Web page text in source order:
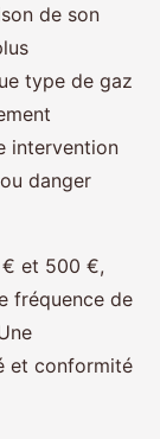
de son
type de gaz
intervention
danger
et 500 €,
fréquence de
et conformité